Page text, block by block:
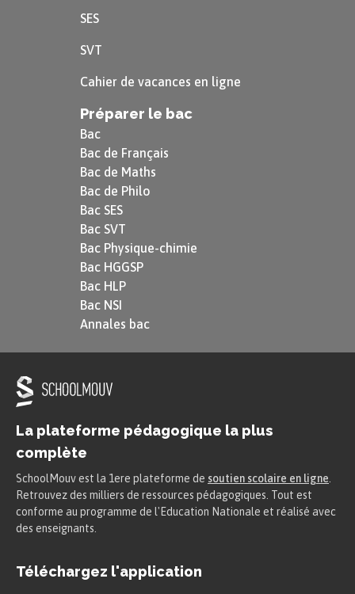
SES
SVT
Cahier de vacances en ligne
Préparer le bac
Bac
Bac de Français
Bac de Maths
Bac de Philo
Bac SES
Bac SVT
Bac Physique-chimie
Bac HGGSP
Bac HLP
Bac NSI
Annales bac
La plateforme pédagogique la plus
complète
SchoolMouv est la 1ere plateforme de soutien scolaire en ligne
Retrouvez des milliers de ressources pédagogiques. Tout est
conforme au programme de l'Education Nationale et réalisé avec
des enseignants.
Téléchargez l'application